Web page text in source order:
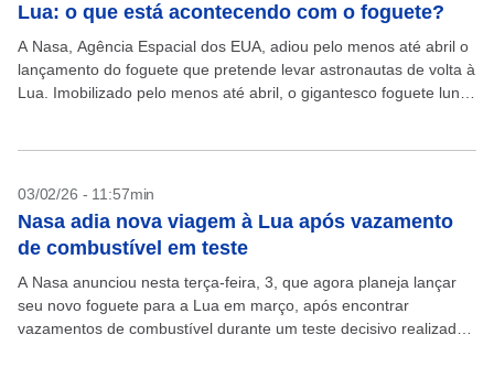
Lua: o que está acontecendo com o foguete?
A Nasa, Agência Espacial dos EUA, adiou pelo menos até abril o
lançamento do foguete que pretende levar astronautas de volta à
Lua. Imobilizado pelo menos até abril, o gigantesco foguete lunar
03/02/26 - 11:57min
Nasa adia nova viagem à Lua após vazamento
de combustível em teste
A Nasa anunciou nesta terça-feira, 3, que agora planeja lançar
seu novo foguete para a Lua em março, após encontrar
vazamentos de combustível durante um teste decisivo realizado